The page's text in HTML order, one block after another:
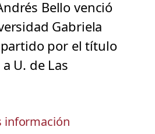
Bello venció
Gabriela
por el título
U. de Las
información